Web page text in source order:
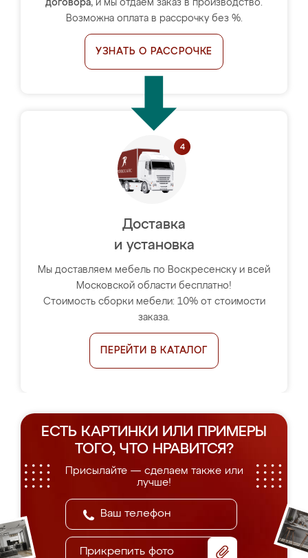
договора, и мы отдаём заказ в производство.
Возможна оплата в рассрочку без %.
УЗНАТЬ О РАССРОЧКЕ
Доставка
и установка
Мы доставляем мебель по Воскресенску и всей
Московской области бесплатно!
Стоимость сборки мебели: 10% от стоимости
заказа.
ПЕРЕЙТИ В КАТАЛОГ
ЕСТЬ КАРТИНКИ ИЛИ ПРИМЕРЫ
ТОГО, ЧТО НРАВИТСЯ?
Присылайте — сделаем также или
лучше!
Прикрепить фото